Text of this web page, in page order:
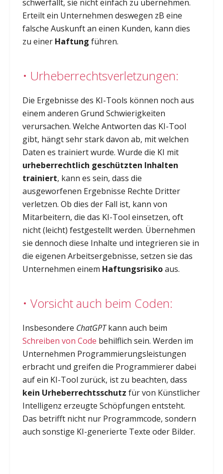
schwerfällt, sie nicht einfach zu übernehmen.
Erteilt ein Unternehmen deswegen zB eine
falsche Auskunft an einen Kunden, kann dies
zu einer Haftung führen.
• Urheberrechtsverletzungen:
Die Ergebnisse des KI-Tools können noch aus
einem anderen Grund Schwierigkeiten
verursachen. Welche Antworten das KI-Tool
gibt, hängt sehr stark davon ab, mit welchen
Daten es trainiert wurde. Wurde die KI mit
urheberrechtlich geschützten Inhalten
trainiert, kann es sein, dass die
ausgeworfenen Ergebnisse Rechte Dritter
verletzen. Ob dies der Fall ist, kann von
Mitarbeitern, die das KI-Tool einsetzen, oft
nicht (leicht) festgestellt werden. Übernehmen
sie dennoch diese Inhalte und integrieren sie in
die eigenen Arbeitsergebnisse, setzen sie das
Unternehmen einem Haftungsrisikoaus.
• Vorsicht auch beim Coden:
Insbesondere ChatGPTkann auch beim
Schreiben von Code behilflich sein. Werden im
Unternehmen Programmierungsleistungen
erbracht und greifen die Programmierer dabei
auf ein KI-Tool zurück, ist zu beachten, dass
kein Urheberrechtsschutz für von Künstlicher
Intelligenz erzeugte Schöpfungen entsteht.
Das betrifft nicht nur Programmcode, sondern
auch sonstige KI-generierte Texte oder Bilder.